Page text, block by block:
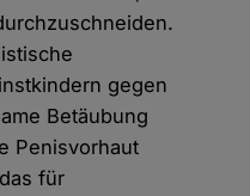
gegen
Betäubung
Penisvorhaut
für